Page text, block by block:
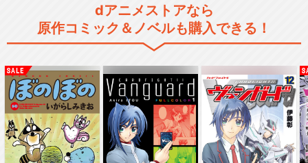
dアニメストアなら
原作コミック＆ノベルも購入できる！